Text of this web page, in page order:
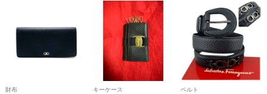
財布 キーケース ベルト